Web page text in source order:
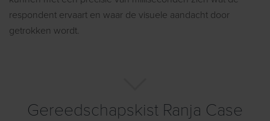
respondent ervaart en waar de visuele aandacht door
getrokken wordt.
Gereedschapskist Ranja Case